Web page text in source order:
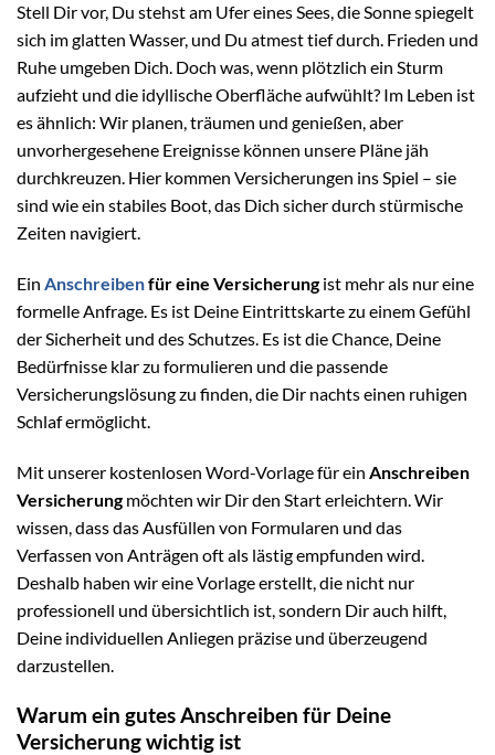
Stell Dir vor, Du stehst am Ufer eines Sees, die Sonne spiegelt
sich im glatten Wasser, und Du atmest tief durch. Frieden und
Ruhe umgeben Dich. Doch was, wenn plötzlich ein Sturm
aufzieht und die idyllische Oberfläche aufwühlt? Im Leben ist
es ähnlich: Wir planen, träumen und genießen, aber
unvorhergesehene Ereignisse können unsere Pläne jäh
durchkreuzen. Hier kommen Versicherungen ins Spiel – sie
sind wie ein stabiles Boot, das Dich sicher durch stürmische
Zeiten navigiert.
Ein Anschreibenfür eine Versicherungist mehr als nur eine
formelle Anfrage. Es ist Deine Eintrittskarte zu einem Gefühl
der Sicherheit und des Schutzes. Es ist die Chance, Deine
Bedürfnisse klar zu formulieren und die passende
Versicherungslösung zu finden, die Dir nachts einen ruhigen
Schlaf ermöglicht.
Mit unserer kostenlosen Word-Vorlage für ein Anschreiben
Versicherungmöchten wir Dir den Start erleichtern. Wir
wissen, dass das Ausfüllen von Formularen und das
Verfassen von Anträgen oft als lästig empfunden wird.
Deshalb haben wir eine Vorlage erstellt, die nicht nur
professionell und übersichtlich ist, sondern Dir auch hilft,
Deine individuellen Anliegen präzise und überzeugend
darzustellen.
Warum ein gutes Anschreiben für Deine
Versicherung wichtig ist